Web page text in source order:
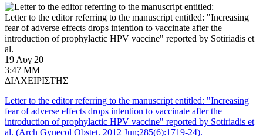
Letter to the editor referring to the manuscript entitled: "Increasing
fear of adverse effects drops intention to vaccinate after the
introduction of prophylactic HPV vaccine" reported by Sotiriadis et
al.
19 Αυγ 20
3:47 ΜΜ
ΔΙΑΧΕΙΡΙΣΤΗΣ
Letter to the editor referring to the manuscript entitled: "Increasing
fear of adverse effects drops intention to vaccinate after the
introduction of prophylactic HPV vaccine" reported by Sotiriadis et
al. (Arch Gynecol Obstet. 2012 Jun;285(6):1719-24).